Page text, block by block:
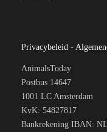
Privacybeleid -
AnimalsToday
Postbus 14647
1001 LC Amsterdam
KvK: 54827817
Bankrekening IBAN: